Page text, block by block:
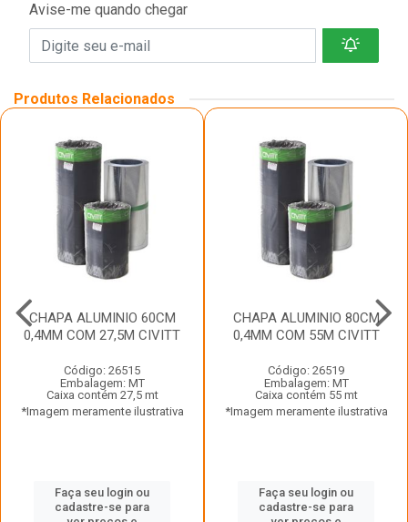
Avise-me quando chegar
Produtos Relacionados
CHAPA ALUMINIO 60CM
0,4MM COM 27,5M CIVITT
Código: 26515
Embalagem: MT
Caixa contém 27,5 mt
*Imagem meramente ilustrativa
Faça seu login ou
cadastre-se para
CHAPA ALUMINIO 80CM
0,4MM COM 55M CIVITT
Código: 26519
Embalagem: MT
Caixa contém 55 mt
*Imagem meramente ilustrativa
Faça seu login ou
cadastre-se para